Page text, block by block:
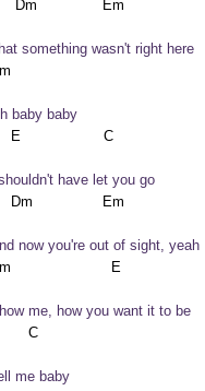
something wasn't right here
baby baby
shouldn't have let you go
now you're out of sight, yeah
me, how you want it to be
me baby